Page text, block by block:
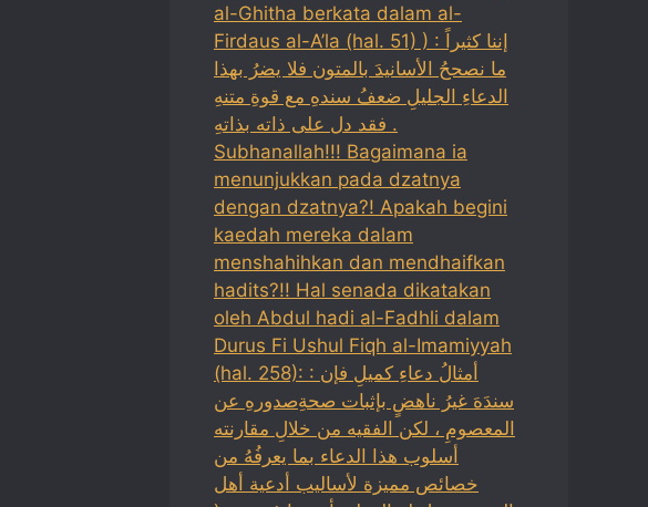
al-Ghitha berkata dalam al-
Firdaus al-A’la (hal. 51) ) : إننا كثيراً
ما نصححُ الأسانيدَ بالمتون فلا يضرُ بهذا
الدعاءِ الجليلِ ضعفُ سندهِ مع قوةِ متنهِ
فقد دل على ذاته بذاتهِ .
Subhanallah!!! Bagaimana ia
menunjukkan pada dzatnya
dengan dzatnya?! Apakah begini
kaedah mereka dalam
menshahihkan dan mendhaifkan
hadits?!! Hal senada dikatakan
oleh Abdul hadi al-Fadhli dalam
Durus Fi Ushul Fiqh al-Imamiyyah
(hal. 258): : أمثالُ دعاءِ كميلِ فإن
سندَهَ غيرُ ناهضٍ بإثبات صحةِصدورهِ عن
المعصومِ ، لكن الفقيه من خلالِ مقارنته
أسلوب هذا الدعاء بما يعرفُهُ من
خصائص مميزة لأساليب أدعية أهل